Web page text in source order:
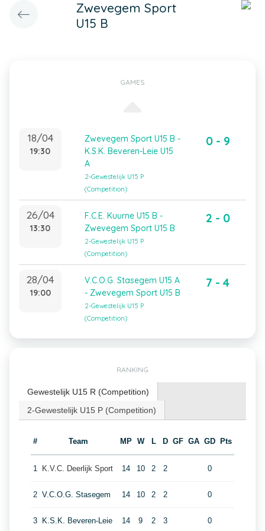
Zwevegem Sport
U15 B
GAMES
18/04
19:30
Zwevegem Sport U15 B -
K.S.K. Beveren-Leie U15
A
2-Gewestelijk U15 P
(Competition)
0 - 9
26/04
13:30
F.C.E. Kuurne U15 B -
Zwevegem Sport U15 B
2-Gewestelijk U15 P
(Competition)
2 - 0
28/04
19:00
V.C.O.G. Stasegem U15 A
- Zwevegem Sport U15 B
2-Gewestelijk U15 P
(Competition)
7 - 4
RANKING
Gewestelijk U15 R (Competition)
2-Gewestelijk U15 P (Competition)
# Team MP W L D GF GA GD Pts
1 K.V.C. Deerlijk Sport 14 10 2 2 0
2 V.C.O.G. Stasegem 14 10 2 2 0
3 K.S.K. Beveren-Leie 14 9 2 3 0